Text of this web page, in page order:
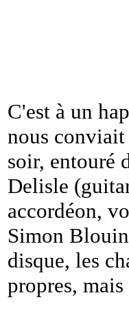
C'est à un
nous
soir, entouré
Delisle
accordéon,
Simon
disque, les
propres,